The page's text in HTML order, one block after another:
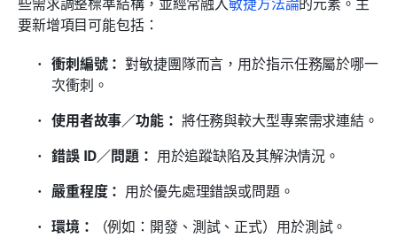
要新增項目可能包括：
衝刺編號： 對敏捷團隊而言，用於指示任務屬於哪一
次衝刺。
使用者故事／功能： 將任務與較大型專案需求連結。
錯誤 ID／問題： 用於追蹤缺陷及其解決情況。
嚴重程度： 用於優先處理錯誤或問題。
環境：
（例如：開發、測試、正式）用於測試。